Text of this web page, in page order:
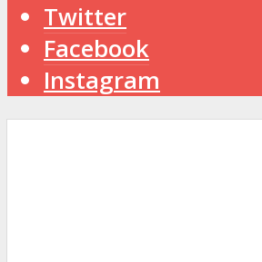
Twitter
Facebook
Instagram